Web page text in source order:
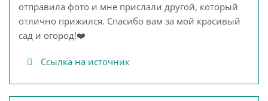
отправила фото и мне прислали другой, который
отлично прижился. Спасибо вам за мой красивый
сад и огород!❤️
Ссылка на источник